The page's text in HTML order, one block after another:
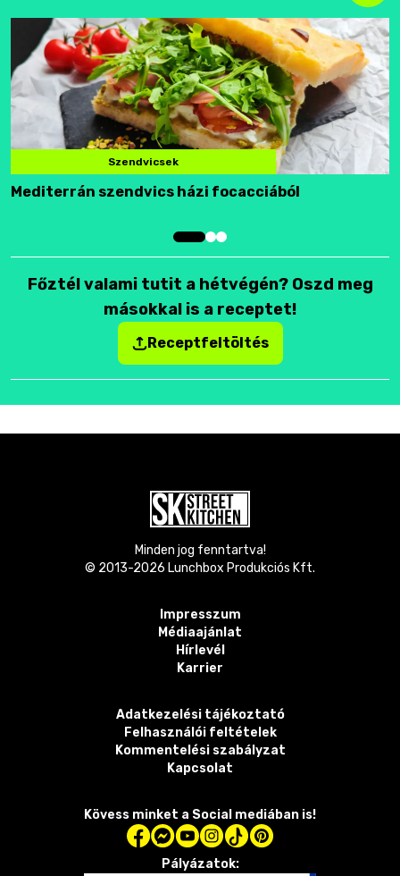
Szendvicsek
Mediterrán szendvics házi focacciából
Főztél valami tutit a hétvégén? Oszd meg
másokkal is a receptet!
Receptfeltöltés
Minden jog fenntartva!
© 2013-2026 Lunchbox Produkciós Kft.
Impresszum
Médiaajánlat
Hírlevél
Karrier
Adatkezelési tájékoztató
Felhasználói feltételek
Kommentelési szabályzat
Kapcsolat
Kövess minket a Social mediában is!
Pályázatok: